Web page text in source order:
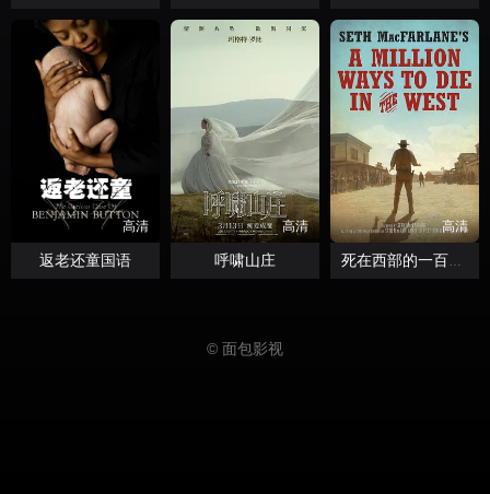
高清
返老还童国语
高清
呼啸山庄
高清
死在西部的一百万种方式
© 面包影视